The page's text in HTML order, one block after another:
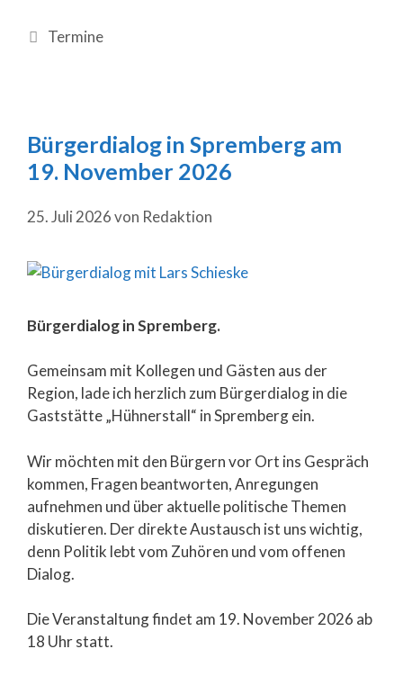
Termine
Bürgerdialog in Spremberg am
19. November 2026
25. Juli 2026von Redaktion
Bürgerdialog in Spremberg.
Gemeinsam mit Kollegen und Gästen aus der
Region, lade ich herzlich zum Bürgerdialog in die
Gaststätte „Hühnerstall“ in Spremberg ein.
Wir möchten mit den Bürgern vor Ort ins Gespräch
kommen, Fragen beantworten, Anregungen
aufnehmen und über aktuelle politische Themen
diskutieren. Der direkte Austausch ist uns wichtig,
denn Politik lebt vom Zuhören und vom offenen
Dialog.
Die Veranstaltung findet am 19. November 2026 ab
18 Uhr statt.